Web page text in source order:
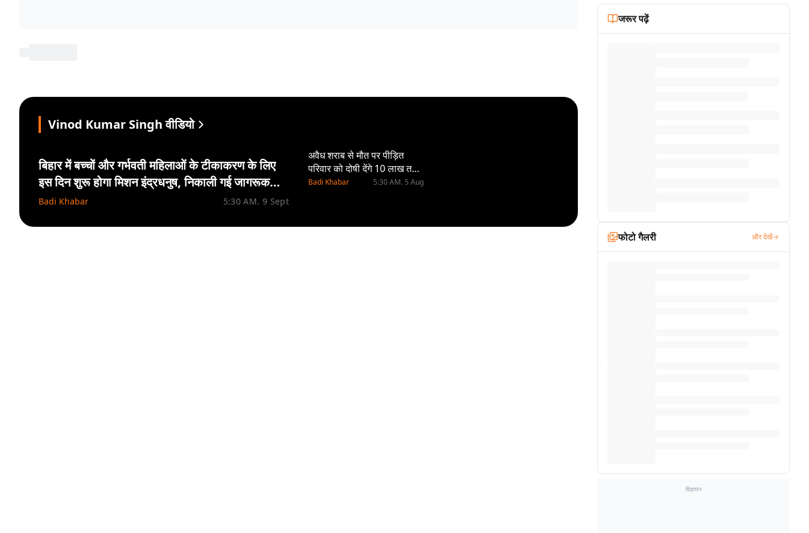
Vinod Kumar Singh वीडियो
बिहार में बच्चों और गर्भवती महिलाओं के टीकाकरण के लिए
इस दिन शुरू होगा मिशन इंद्रधनुष, निकाली गई जागरूकता
रैली
Badi Khabar 5:30 AM. 9 Sept
अवैध शराब से मौत पर पीड़ित
परिवार को दोषी देंगे 10 लाख तक
का मुआवजा, होगी 10 साल की
Badi Khabar 5:30 AM. 5 Aug
जरूर पढ़ें
फोटो गैलरी और देखें
विज्ञापन